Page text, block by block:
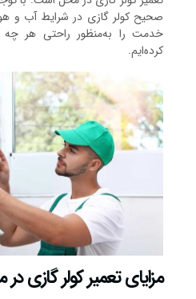
صحیح کولر گازی در شرایط آب و
خدمت را به‌منظور راحتی هر چه
کرده‌ایم.
مزایای تعمیر کولر گازی